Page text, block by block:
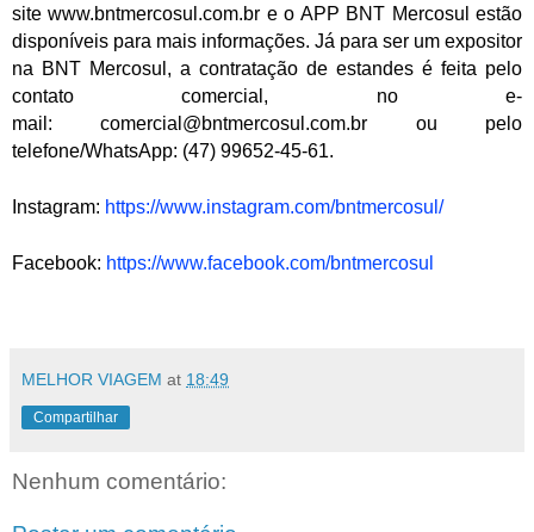
sitewww.bntmercosul.com.br e o APP BNT Mercosul estão
disponíveis para mais informações. Já para ser um expositor
na BNT Mercosul, a contratação de estandes é feita pelo
contato comercial, no e-
mail:comercial@bntmercosul.com.br ou pelo
telefone/WhatsApp: (47) 99652-45-61.
Instagram: https://www.instagram.com/bntmercosul/
Facebook: https://www.facebook.com/bntmercosul
MELHOR VIAGEM at 18:49
Compartilhar
Nenhum comentário: